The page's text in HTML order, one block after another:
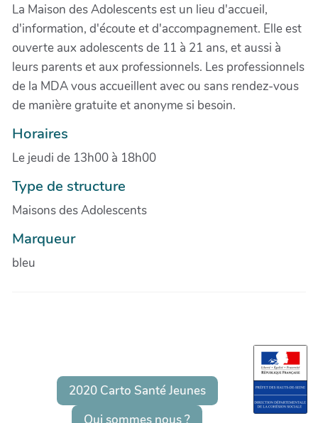
La Maison des Adolescents est un lieu d'accueil,
d'information, d'écoute et d'accompagnement. Elle est
ouverte aux adolescents de 11 à 21 ans, et aussi à
leurs parents et aux professionnels. Les professionnels
de la MDA vous accueillent avec ou sans rendez-vous
de manière gratuite et anonyme si besoin.
Horaires
Le jeudi de 13h00 à 18h00
Type de structure
Maisons des Adolescents
Marqueur
bleu
2020 Carto Santé Jeunes